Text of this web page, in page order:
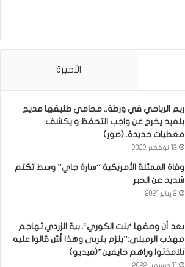
الأخيرة
ريم الرياحي في ورطة.. محامي طليقها مديح
بلعيد يخرج عن واجب التحفظ و يكشف
معطيات جديدة..(صور)
13 نوفمبر 2022
وفاة الممثلة الأمريكية “سارة جاي” وسط تكتم
شديد عن الخبر
2 يناير 2021
بعد أن وصفها ‘بنت الكوري’..بية الزردي تهاجم
مهذب الرميلي:”يلزم يتربى وهذا أش قالوا عليه
تلامذتوا وراهم خايفين”(فيديو)